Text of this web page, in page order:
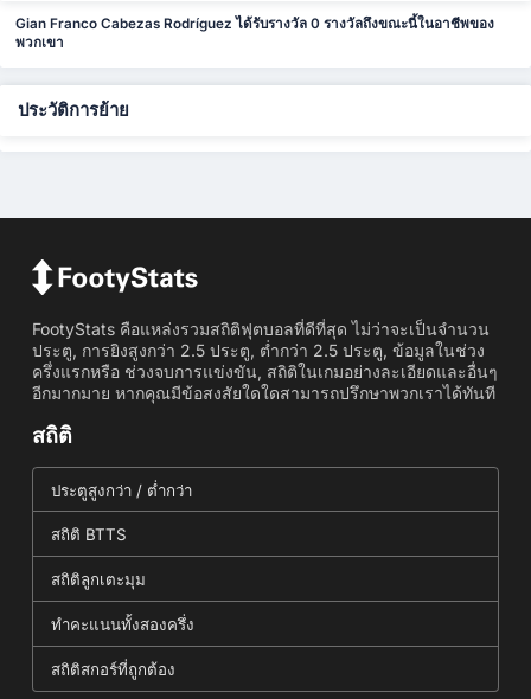
Gian Franco Cabezas Rodríguez ได้รับรางวัล 0 รางวัลถึงขณะนี้ในอาชีพของ
พวกเขา
ประวัติการย้าย
FootyStats คือแหล่งรวมสถิติฟุตบอลที่ดีที่สุด ไม่ว่าจะเป็นจำนวน
ประตู, การยิงสูงกว่า 2.5 ประตู, ต่ำกว่า 2.5 ประตู, ข้อมูลในช่วง
ครึ่งแรกหรือ ช่วงจบการแข่งขัน, สถิติในเกมอย่างละเอียดและอื่นๆ
อีกมากมาย หากคุณมีข้อสงสัยใดใดสามารถปรึกษาพวกเราได้ทันที
สถิติ
ประตูสูงกว่า / ต่ำกว่า
สถิติ BTTS
สถิติลูกเตะมุม
ทำคะแนนทั้งสองครึ่ง
สถิติสกอร์ที่ถูกต้อง